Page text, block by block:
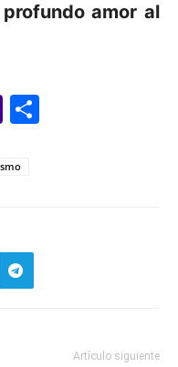
amor al
Yahoo
Artículo siguiente